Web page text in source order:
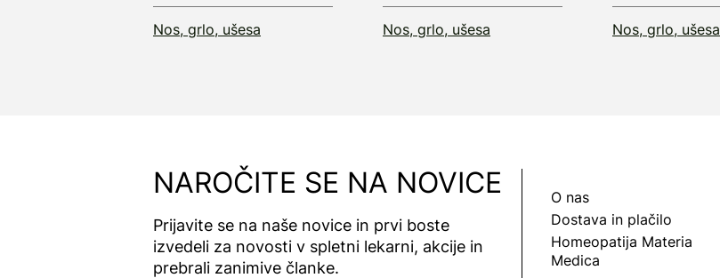
Nos, grlo, ušesa Nos, grlo, ušesa Nos, grlo, ušesa
NAROČITE SE NA NOVICE
Prijavite se na naše novice in prvi boste
izvedeli za novosti v spletni lekarni, akcije in
prebrali zanimive članke.
O nas
Dostava in plačilo
Homeopatija Materia
Medica